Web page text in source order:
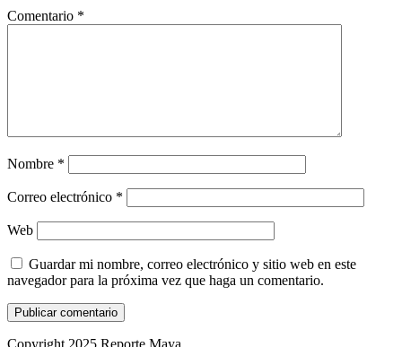
Comentario *
Nombre *
Correo electrónico *
Web
Guardar mi nombre, correo electrónico y sitio web en este
navegador para la próxima vez que haga un comentario.